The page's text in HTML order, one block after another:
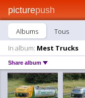
picturepush
Albums Tous
In album: Mest Trucks
Share album